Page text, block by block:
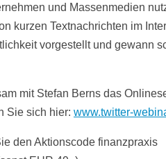
und Massenmedien
kurzen Textnachrichten im
vorgestellt und gewann
mit Stefan Berns das
Sie sich hier: www.twitter-
den Aktionscode finanzpraxis